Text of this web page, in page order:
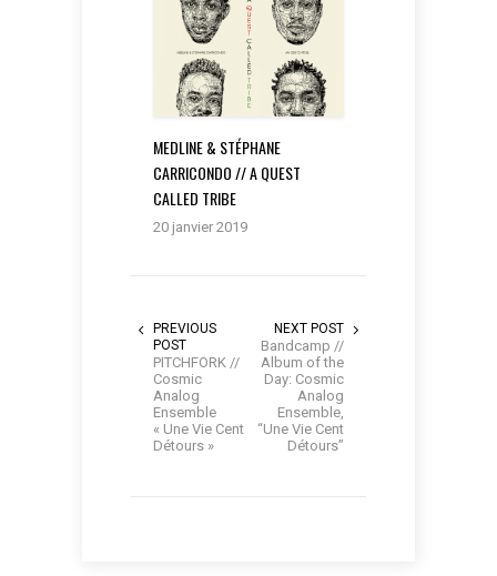
MEDLINE & STÉPHANE
CARRICONDO // A QUEST
CALLED TRIBE
20 janvier 2019
PREVIOUS
POST
PITCHFORK //
Cosmic
Analog
Ensemble
« Une Vie Cent
Détours »
NEXT POST
Bandcamp //
Album of the
Day: Cosmic
Analog
Ensemble,
“Une Vie Cent
Détours”